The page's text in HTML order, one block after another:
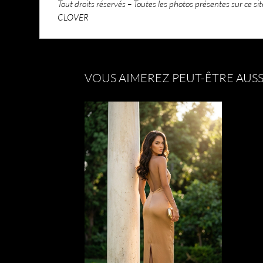
Tout droits réservés – Toutes les photos présentes sur ce
CLOVER
VOUS AIMEREZ PEUT-ÊTRE